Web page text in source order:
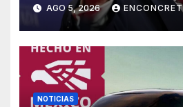
potencias por
abusos
AGO 5, 2026
NOTICIAS